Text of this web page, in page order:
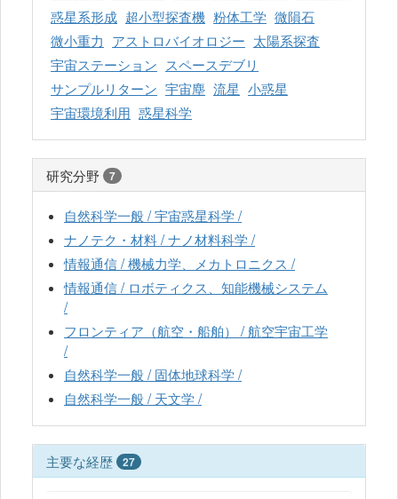
惑星系形成 超小型探査機 粉体工学 微隕石
微小重力 アストロバイオロジー 太陽系探査
宇宙ステーション スペースデブリ
サンプルリターン 宇宙塵 流星 小惑星
宇宙環境利用 惑星科学
研究分野 7
自然科学一般 / 宇宙惑星科学 /
ナノテク・材料 / ナノ材料科学 /
情報通信 / 機械力学、メカトロニクス /
情報通信 / ロボティクス、知能機械システム
/
フロンティア（航空・船舶） / 航空宇宙工学
/
自然科学一般 / 固体地球科学 /
自然科学一般 / 天文学 /
主要な経歴 27